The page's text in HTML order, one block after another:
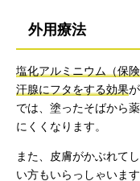
外用療法
塩化アルミニウム（保
汗腺にフタをする効果
では、塗ったそばから
にくくなります。
また、皮膚がかぶれて
い方もいらっしゃいま